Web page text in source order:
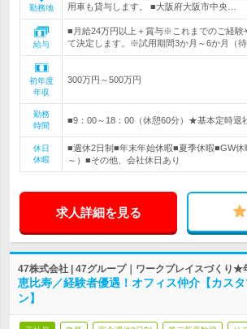
勤務地
用車も貸与します。 ■大阪府大阪市中央…
給与
■月給24万円以上＋賞与※これまでのご経験
て決定します。※試用期間3か月～6か月（待
初年度
年収
300万円～500万円
勤務
時間
■9：00～18：00（休憩60分）★基本定時退
休日
休暇
■週休2日制■年末年始休暇■夏季休暇■GW休
～）■その他、会社休日あり
求人詳細を見る
47株式会社 | 47グループ｜ワークプレイスづくり★
恵比寿／経験者優遇！オフィス仲介【カス
ン】